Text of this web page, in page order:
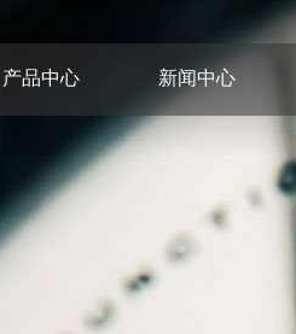
产品中心 新闻中心